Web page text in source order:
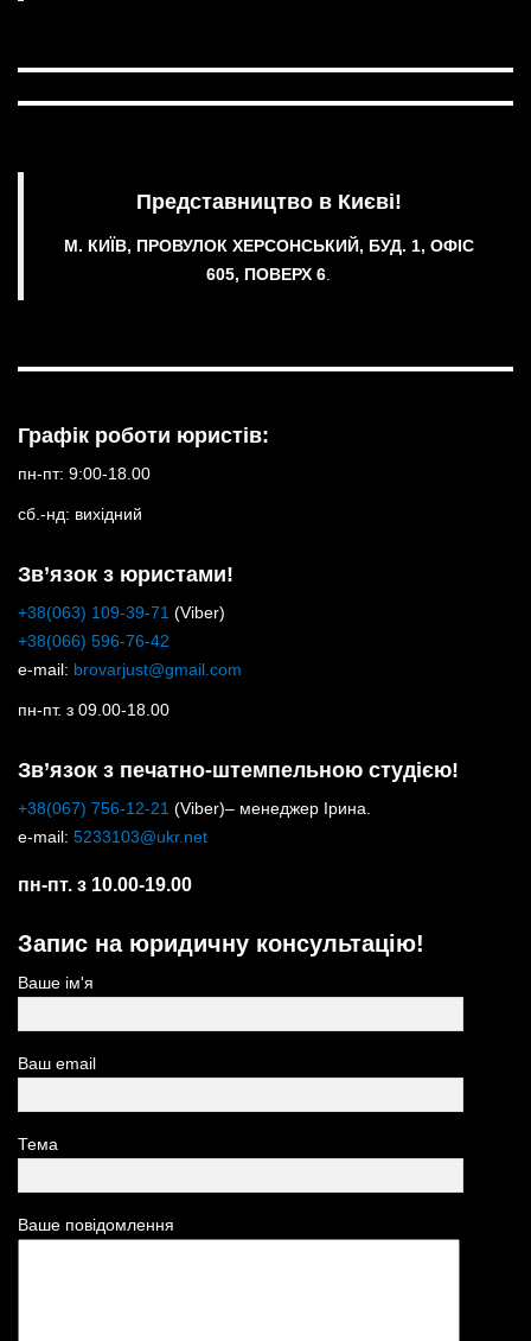
Представництво в Києві!
М. КИЇВ, ПРОВУЛОК ХЕРСОНСЬКИЙ, БУД. 1, ОФІС
605, ПОВЕРХ 6.
Графік роботи юристів:
пн-пт: 9:00-18.00
сб.-нд: вихідний
Зв’язок з юристами!
+38(063) 109-39-71 (Viber)
+38(066) 596-76-42
e-mail: brovarjust@gmail.com
пн-пт. з 09.00-18.00
Зв’язок з печатно-штемпельною студією!
+38(067) 756-12-21 (Viber)– менеджер Ірина.
e-mail: 5233103@ukr.net
пн-пт. з 10.00-19.00
Запис на юридичну консультацію!
Ваше ім'я
Ваш email
Тема
Ваше повідомлення